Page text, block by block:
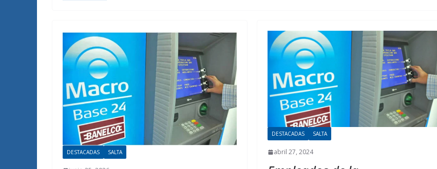
DESTACADAS SALTA
DESTACADAS SALTA
abril 27, 2024